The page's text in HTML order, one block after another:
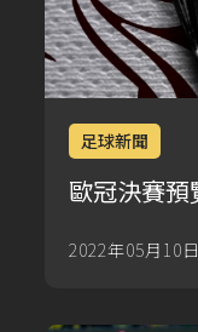
足球新聞
歐冠決賽
2022年05月10日